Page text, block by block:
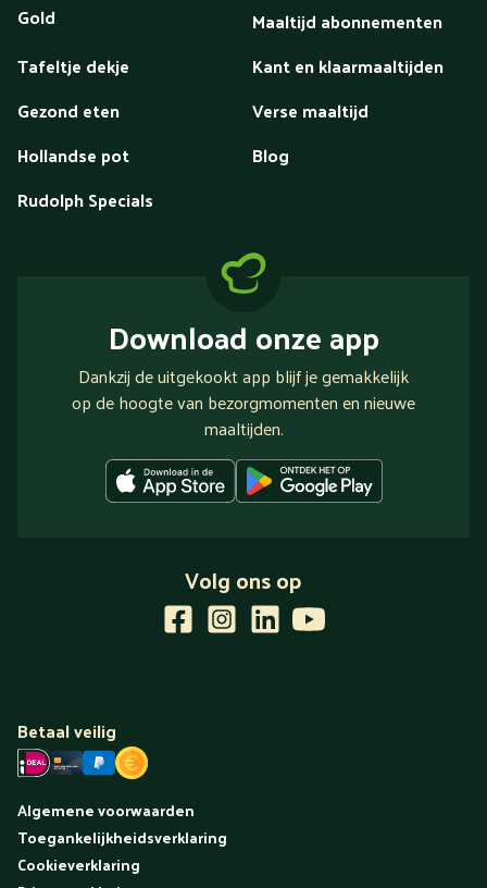
Gold
Maaltijd abonnementen
Tafeltje dekje
Kant en klaarmaaltijden
Gezond eten
Verse maaltijd
Hollandse pot
Blog
Rudolph Specials
Download onze app
Dankzij de uitgekookt app blijf je gemakkelijk
op de hoogte van bezorgmomenten en nieuwe
maaltijden.
Volg ons op
Betaal veilig
Algemene voorwaarden
Toegankelijkheidsverklaring
Cookieverklaring